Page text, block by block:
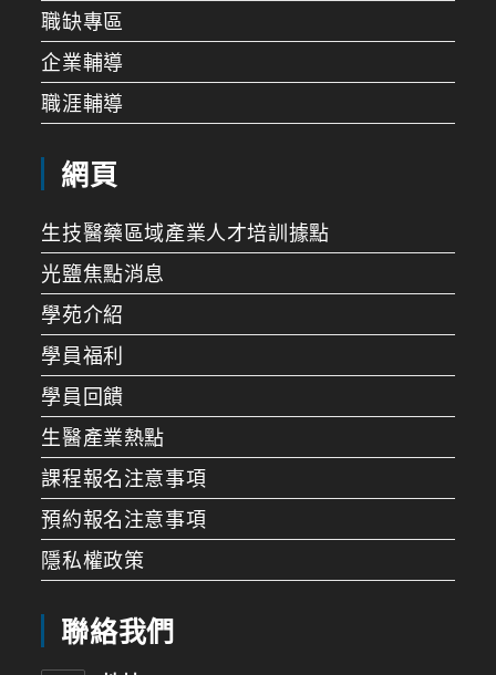
職缺專區
企業輔導
職涯輔導
網頁
生技醫藥區域產業人才培訓據點
光鹽焦點消息
學苑介紹
學員福利
學員回饋
生醫產業熱點
課程報名注意事項
預約報名注意事項
隱私權政策
聯絡我們